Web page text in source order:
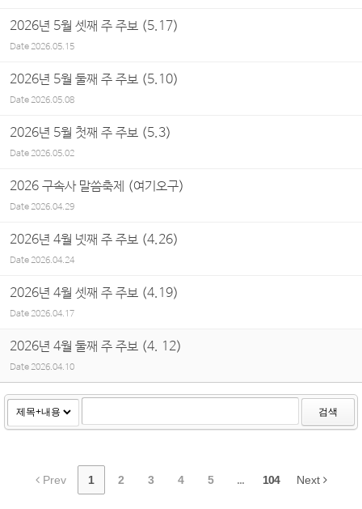
2026년 5월 셋째 주 주보 (5.17)
Date2026.05.15
2026년 5월 둘째 주 주보 (5.10)
Date2026.05.08
2026년 5월 첫째 주 주보 (5.3)
Date2026.05.02
2026 구속사 말씀축제 (여기오구)
Date2026.04.29
2026년 4월 넷째 주 주보 (4.26)
Date2026.04.24
2026년 4월 셋째 주 주보 (4.19)
Date2026.04.17
2026년 4월 둘째 주 주보 (4. 12)
Date 2026.04.10
검색
Prev 1 2 3 4 5 ... 104 Next